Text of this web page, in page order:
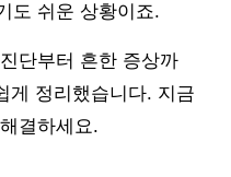
도 쉬운 상황이죠.
단부터 흔한 증상까
게 정리했습니다. 지금
결하세요.